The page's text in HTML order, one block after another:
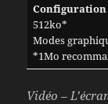
512ko*
Modes
*1Mo
Vidéo –